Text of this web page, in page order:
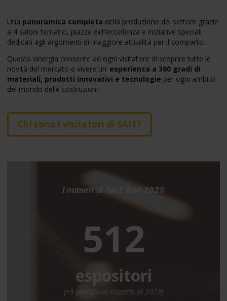
Una panoramica completa della produzione del settore grazie
a 4 saloni tematici, piazze dell’eccellenza e iniziative speciali
dedicati agli argomenti di maggiore attualità per il comparto.
Questa sinergia consente ad ogni visitatore di scoprire tutte le
novità del mercato e vivere un’ esperienza a 360 gradi di
materiali, prodotti innovativi e tecnologie per ogni ambito
del mondo delle costruzioni.
Chi sono i visitatori di SAIE?
I numeri di SAIE Bari 2025
512
espositori
(+3 padiglioni rispetto al 2023)